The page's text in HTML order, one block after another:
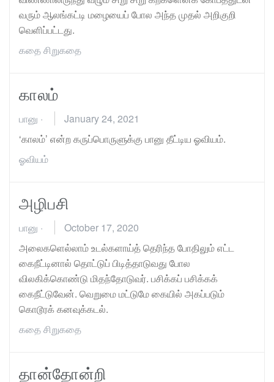
வரும் ஆலங்கட்டி மழையைப் போல அந்த முதல் அறிகுறி
வெளிப்பட்டது.
கதைசிறுகதை
காலம்
பானு ·
January 24, 2021
‘காலம்’ என்ற கருப்பொருளுக்கு பானு தீட்டிய ஓவியம்.
ஓவியம்
அழிபசி
பானு ·
October 17, 2020
அலைகளெல்லாம் உடல்களாய்த் தெரிந்த போதிலும் எட்ட
கைநீட்டினால் தொட்டுப் பிடித்தாடுவது போல
விலகிக்கொண்டு மிதந்தோடுவர். பசிக்கப் பசிக்கக்
கைநீட்டுவேன். வெறுமை மட்டுமே கையில் அகப்படும்
கொடூரக் கனவுக்கடல்.
கதைசிறுகதை
தான்தோன்றி